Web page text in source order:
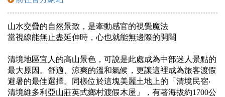
山水交疊的自然景致，是牽動感官的視覺魔法
當視線能無止盡延伸時，心也就能無邊際的開闊
清境地區宜人的高山景色，可說是此處成為中部迷人景點的
最大原因。舒適、涼爽的溫和氣候，更讓這裡成為旅客渡假
避暑的最佳選擇。同樣位於這塊美麗土地上的「清境民宿‧
清境維多利亞山莊英式鄉村渡假木屋」，有著海拔約1700公